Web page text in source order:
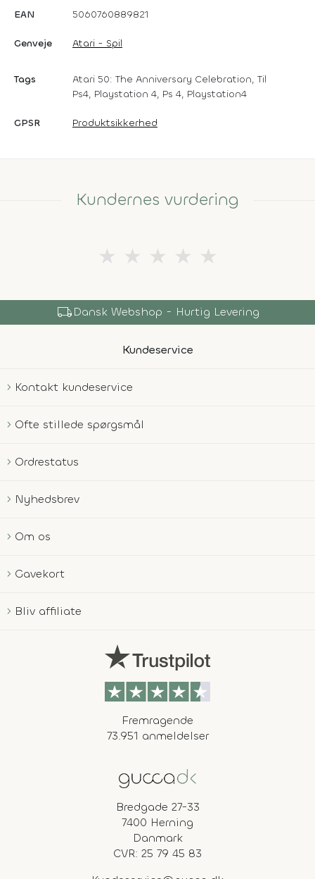
EAN 5060760889821
Genveje Atari - Spil
Tags
Atari 50: The Anniversary Celebration, Til
Ps4, Playstation 4, Ps 4, Playstation4
GPSR Produktsikkerhed
Kundernes vurdering
★ ★ ★ ★ ★
local_shippingDansk Webshop - Hurtig Levering
Kundeservice
Kontakt kundeservice
Ofte stillede spørgsmål
Ordrestatus
Nyhedsbrev
Om os
Gavekort
Bliv affiliate
Fremragende
73.951 anmeldelser
Bredgade 27-33
7400 Herning
Danmark
CVR: 25 79 45 83